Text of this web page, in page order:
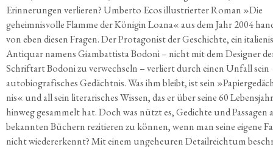
Erin­ne­run­gen ver­lie­ren? Umber­to Ecos illus­trier­ter Roman »Die
geheim­nis­vol­le Flam­me der Köni­gin Loa­na« aus dem Jahr 2004
von eben die­sen Fra­gen. Der Prot­ago­nist der Geschich­te, ein
Anti­quar namens Giam­bat­tis­ta Bodo­ni – nicht mit dem Desi­gner
Schrift­art Bodo­ni zu ver­wech­seln – ver­liert durch einen Unfall sein
auto­bio­gra­fi­sches Gedächt­nis. Was ihm bleibt, ist sein
nis« und all sein lite­ra­ri­sches Wis­sen, das er über sei­ne 60
hin­weg gesam­melt hat. Doch was nützt es, Gedich­te und Pas­sa­gen
bekann­ten Büchern rezi­tie­ren zu kön­nen, wenn man sei­ne eige­ne
nicht wie­der­erkennt? Mit einem unge­heu­ren Detail­reich­tum